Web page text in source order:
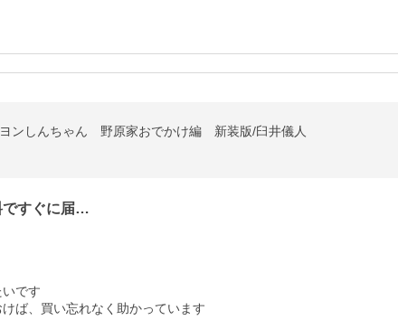
ンしんちゃん 野原家おでかけ編 新装版/臼井儀人
ですぐに届…
です
ば、買い忘れなく助かっています